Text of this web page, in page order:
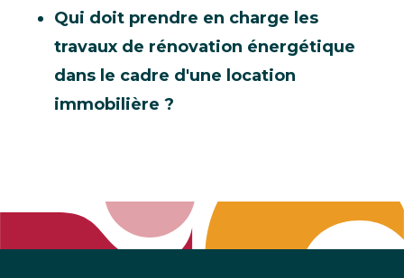
Qui doit prendre en charge les
travaux de rénovation énergétique
dans le cadre d'une location
immobilière ?